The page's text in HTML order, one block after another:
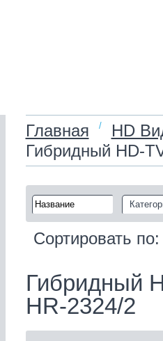
Главная /
HD
Гибридный HD-
Сортировать
Гибридный
HR-2324/2